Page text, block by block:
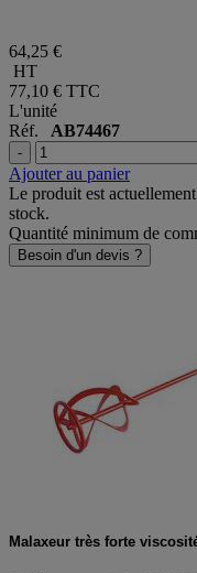
64,25 €
HT
77,10 € TTC
L'unité
Réf. AB74467
-
Ajouter au panier
Le produit est
stock.
Quantité minimum de
Besoin d'un devis ?
Malaxeur très forte